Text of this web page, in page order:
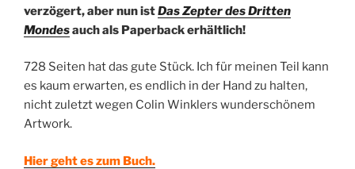
verzögert, aber nun istDas Zepter des Dritten
Mondesauch als Paperback erhältlich!
728 Seiten hat das gute Stück. Ich für meinen Teil kann
es kaum erwarten, es endlich in der Hand zu halten,
nicht zuletzt wegen Colin Winklers wunderschönem
Artwork.
Hier geht es zum Buch.